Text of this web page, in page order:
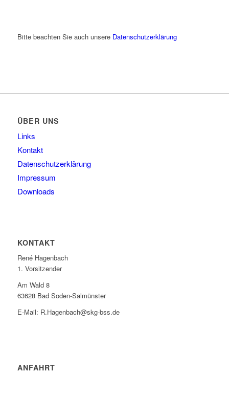
Bitte beachten Sie auch unsere Datenschutzerklärung
ÜBER UNS
Links
Kontakt
Datenschutzerklärung
Impressum
Downloads
KONTAKT
René Hagenbach
1. Vorsitzender
Am Wald 8
63628 Bad Soden-Salmünster
E-Mail: R.Hagenbach@skg-bss.de
ANFAHRT